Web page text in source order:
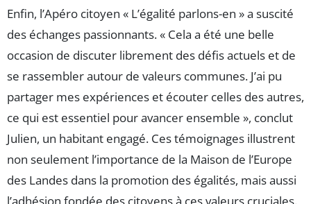
Enfin, l’Apéro citoyen « L’égalité parlons-en » a suscité
des échanges passionnants. « Cela a été une belle
occasion de discuter librement des défis actuels et de
se rassembler autour de valeurs communes. J’ai pu
partager mes expériences et écouter celles des autres,
ce qui est essentiel pour avancer ensemble », conclut
Julien, un habitant engagé. Ces témoignages illustrent
non seulement l’importance de la Maison de l’Europe
des Landes dans la promotion des égalités, mais aussi
l’adhésion fondée des citoyens à ces valeurs cruciales.